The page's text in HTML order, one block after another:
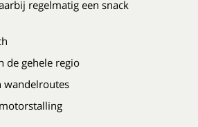
regelmatig een snack
de gehele regio
wandelroutes